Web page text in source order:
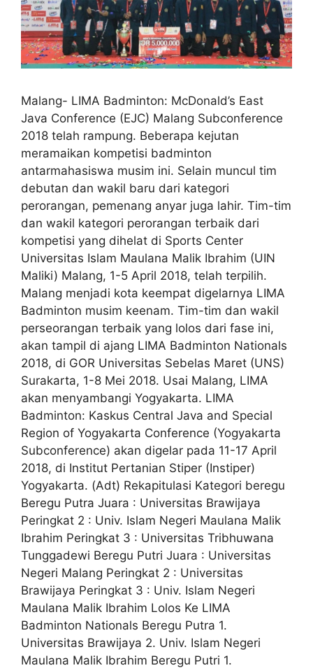
Malang- LIMA Badminton: McDonald’s East
Java Conference (EJC) Malang Subconference
2018 telah rampung. Beberapa kejutan
meramaikan kompetisi badminton
antarmahasiswa musim ini. Selain muncul tim
debutan dan wakil baru dari kategori
perorangan, pemenang anyar juga lahir. Tim-tim
dan wakil kategori perorangan terbaik dari
kompetisi yang dihelat di Sports Center
Universitas Islam Maulana Malik Ibrahim (UIN
Maliki) Malang, 1-5 April 2018, telah terpilih.
Malang menjadi kota keempat digelarnya LIMA
Badminton musim keenam. Tim-tim dan wakil
perseorangan terbaik yang lolos dari fase ini,
akan tampil di ajang LIMA Badminton Nationals
2018, di GOR Universitas Sebelas Maret (UNS)
Surakarta, 1-8 Mei 2018. Usai Malang, LIMA
akan menyambangi Yogyakarta. LIMA
Badminton: Kaskus Central Java and Special
Region of Yogyakarta Conference (Yogyakarta
Subconference) akan digelar pada 11-17 April
2018, di Institut Pertanian Stiper (Instiper)
Yogyakarta. (Adt) Rekapitulasi Kategori beregu
Beregu Putra Juara : Universitas Brawijaya
Peringkat 2 : Univ. Islam Negeri Maulana Malik
Ibrahim Peringkat 3 : Universitas Tribhuwana
Tunggadewi Beregu Putri Juara : Universitas
Negeri Malang Peringkat 2 : Universitas
Brawijaya Peringkat 3 : Univ. Islam Negeri
Maulana Malik Ibrahim Lolos Ke LIMA
Badminton Nationals Beregu Putra 1.
Universitas Brawijaya 2. Univ. Islam Negeri
Maulana Malik Ibrahim Beregu Putri 1.